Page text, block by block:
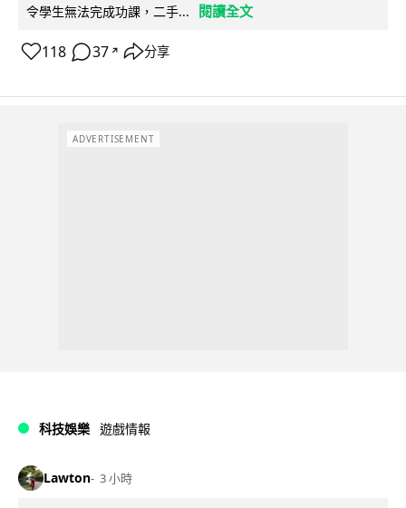
令學生無法完成功課，二手...
閱讀全文
118 37 ↗ 分享
ADVERTISEMENT
科技娛樂 遊戲情報
Lawton 3 小時